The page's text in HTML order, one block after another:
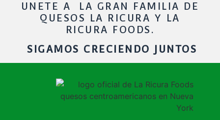
UNETE A LA GRAN FAMILIA DE
QUESOS LA RICURA Y LA
RICURA FOODS.
SIGAMOS CRECIENDO JUNTOS